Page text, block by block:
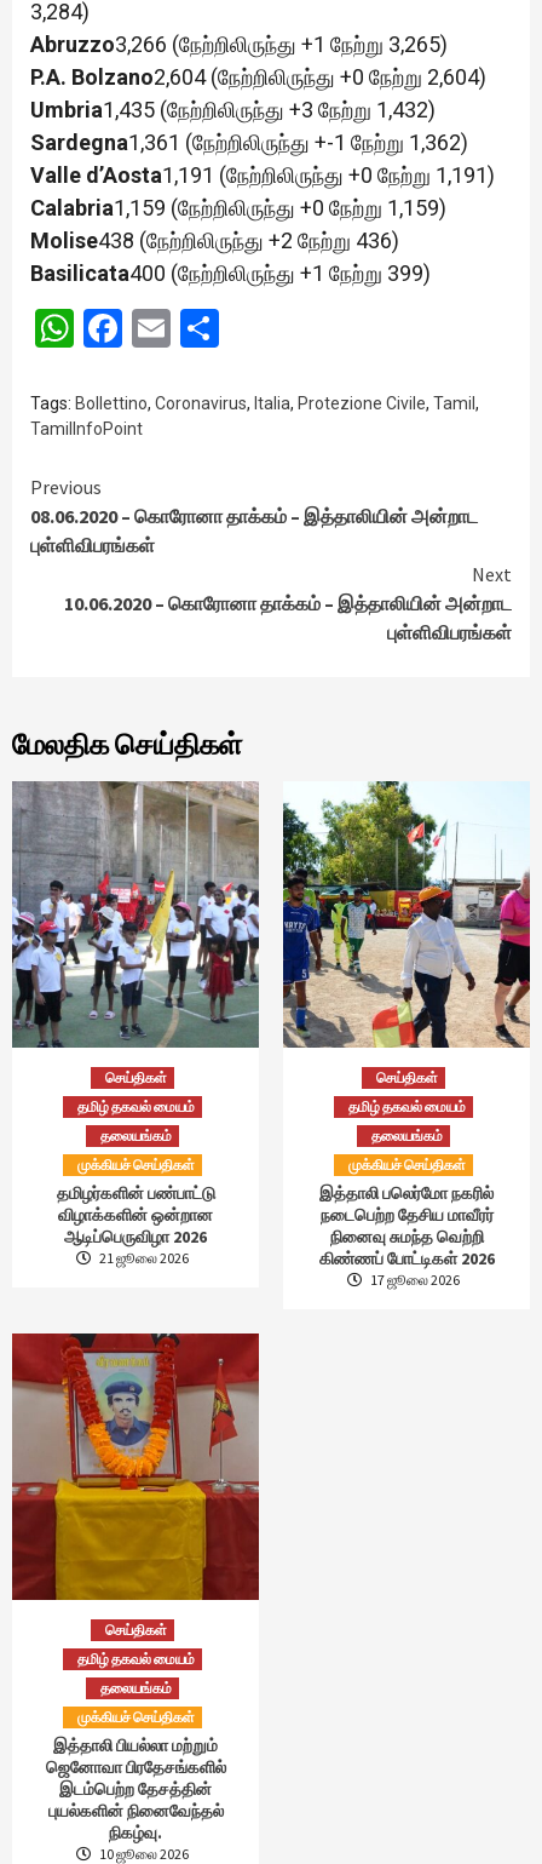
3,284)
Abruzzo3,266 (நேற்றிலிருந்து +1 நேற்று 3,265)
P.A. Bolzano2,604 (நேற்றிலிருந்து +0 நேற்று 2,604)
Umbria1,435 (நேற்றிலிருந்து +3 நேற்று 1,432)
Sardegna1,361 (நேற்றிலிருந்து +-1 நேற்று 1,362)
Valle d’Aosta1,191 (நேற்றிலிருந்து +0 நேற்று 1,191)
Calabria1,159 (நேற்றிலிருந்து +0 நேற்று 1,159)
Molise438 (நேற்றிலிருந்து +2 நேற்று 436)
Basilicata400 (நேற்றிலிருந்து +1 நேற்று 399)
WhatsApp
Facebook
Email
Tags: Bollettino, Coronavirus, Italia, Protezione Civile, Tamil ,
TamilInfoPoint
Continue
Reading
Previous
08.06.2020 – கொரோனா தாக்கம் – இத்தாலியின் அன்றாட
புள்ளிவிபரங்கள்
Next
10.06.2020 – கொரோனா தாக்கம் – இத்தாலியின் அன்றாட
புள்ளிவிபரங்கள்
மேலதிக செய்திகள்
செய்திகள்
தமிழ் தகவல் மையம்
தலையங்கம்
முக்கியச் செய்திகள்
தமிழர்களின் பண்பாட்டு
விழாக்களின் ஒன்றான
ஆடிப்பெருவிழா 2026
21 ஜூலை 2026
செய்திகள்
தமிழ் தகவல் மையம்
தலையங்கம்
முக்கியச் செய்திகள்
இத்தாலி பலெர்மோ நகரில்
நடைபெற்ற தேசிய மாவீரர்
நினைவு சுமந்த வெற்றி
கிண்ணப் போட்டிகள் 2026
17 ஜூலை 2026
செய்திகள்
தமிழ் தகவல் மையம்
தலையங்கம்
முக்கியச் செய்திகள்
இத்தாலி பியல்லா மற்றும்
ஜெனோவா பிரதேசங்களில்
இடம்பெற்ற தேசத்தின்
புயல்களின் நினைவேந்தல்
நிகழ்வு.
10 ஜூலை 2026